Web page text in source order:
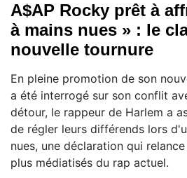
A$AP Rocky prêt à
à mains nues » : le
nouvelle tournure
En pleine promotion de son
a été interrogé sur son conflit
détour, le rappeur de Harlem a
de régler leurs différends lors
nues, une déclaration qui
plus médiatisés du rap actuel.